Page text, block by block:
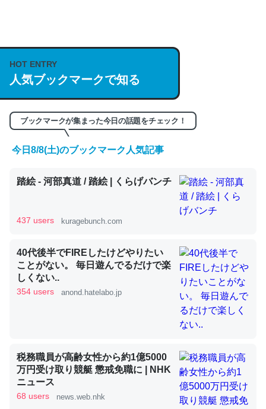
説してる記事が少ないので貴重な良記事。/続編来た
https://isobe324649.hatenablog.com/entry/2023/03/27
/064121
─GPTの仕組みと限界についての考察（１） - conceptualization
くらい。小説でいう「ずっと前の伏線」は回収されないけ
ど、短期記憶というには多い分量。進化すればするほど分
昆虫ってカルシウム少ないのか。知らんかった。調べたら
コオロギのカルシウム分はエビの600分の1程度。
HOT ENTRY
人気ブックマークで知る
ブックマークが集まった今日の話題をチェック！
今日8/8(土)のブックマーク人気記事
踏絵 - 河部真道 / 踏絵 | くらげバンチ
437 users kuragebunch.com
40代後半でFIREしたけどやりたい
ことがない。 毎日遊んでるだけで楽
しくない..
354 users anond.hatelabo.jp
税務職員が高齢女性から約1億5000
万円受け取り競艇 懲戒免職に | NHK
ニュース
68 users news.web.nhk